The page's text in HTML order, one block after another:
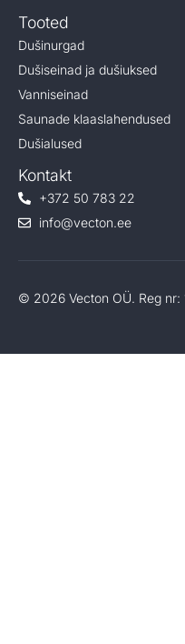
Tooted
Dušinurgad
Dušiseinad ja dušiuksed
Vanniseinad
Saunade klaaslahendused
Dušialused
Kontakt
+372 50 783 22
info@vecton.ee
© 2026 Vecton OÜ. Reg nr: